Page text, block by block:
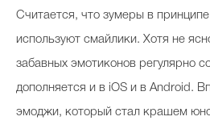
Считается, что зумеры в
используют смайлики. Хотя не
забавных эмотиконов регулярно
дополняется и в iOS и в Android.
эмоджи, который стал крашем